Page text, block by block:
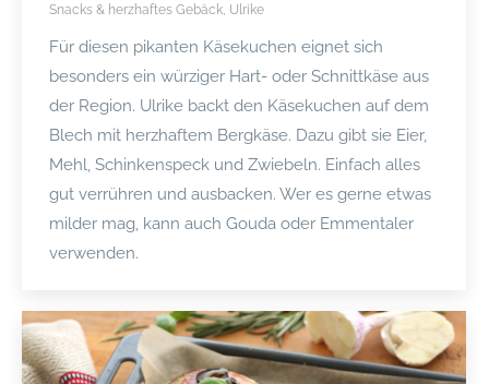
Snacks & herzhaftes Gebäck Ulrike
Für diesen pikanten Käsekuchen eignet sich
besonders ein würziger Hart- oder Schnittkäse aus
der Region. Ulrike backt den Käsekuchen auf dem
Blech mit herzhaftem Bergkäse. Dazu gibt sie Eier,
Mehl, Schinkenspeck und Zwiebeln. Einfach alles
gut verrühren und ausbacken. Wer es gerne etwas
milder mag, kann auch Gouda oder Emmentaler
verwenden.